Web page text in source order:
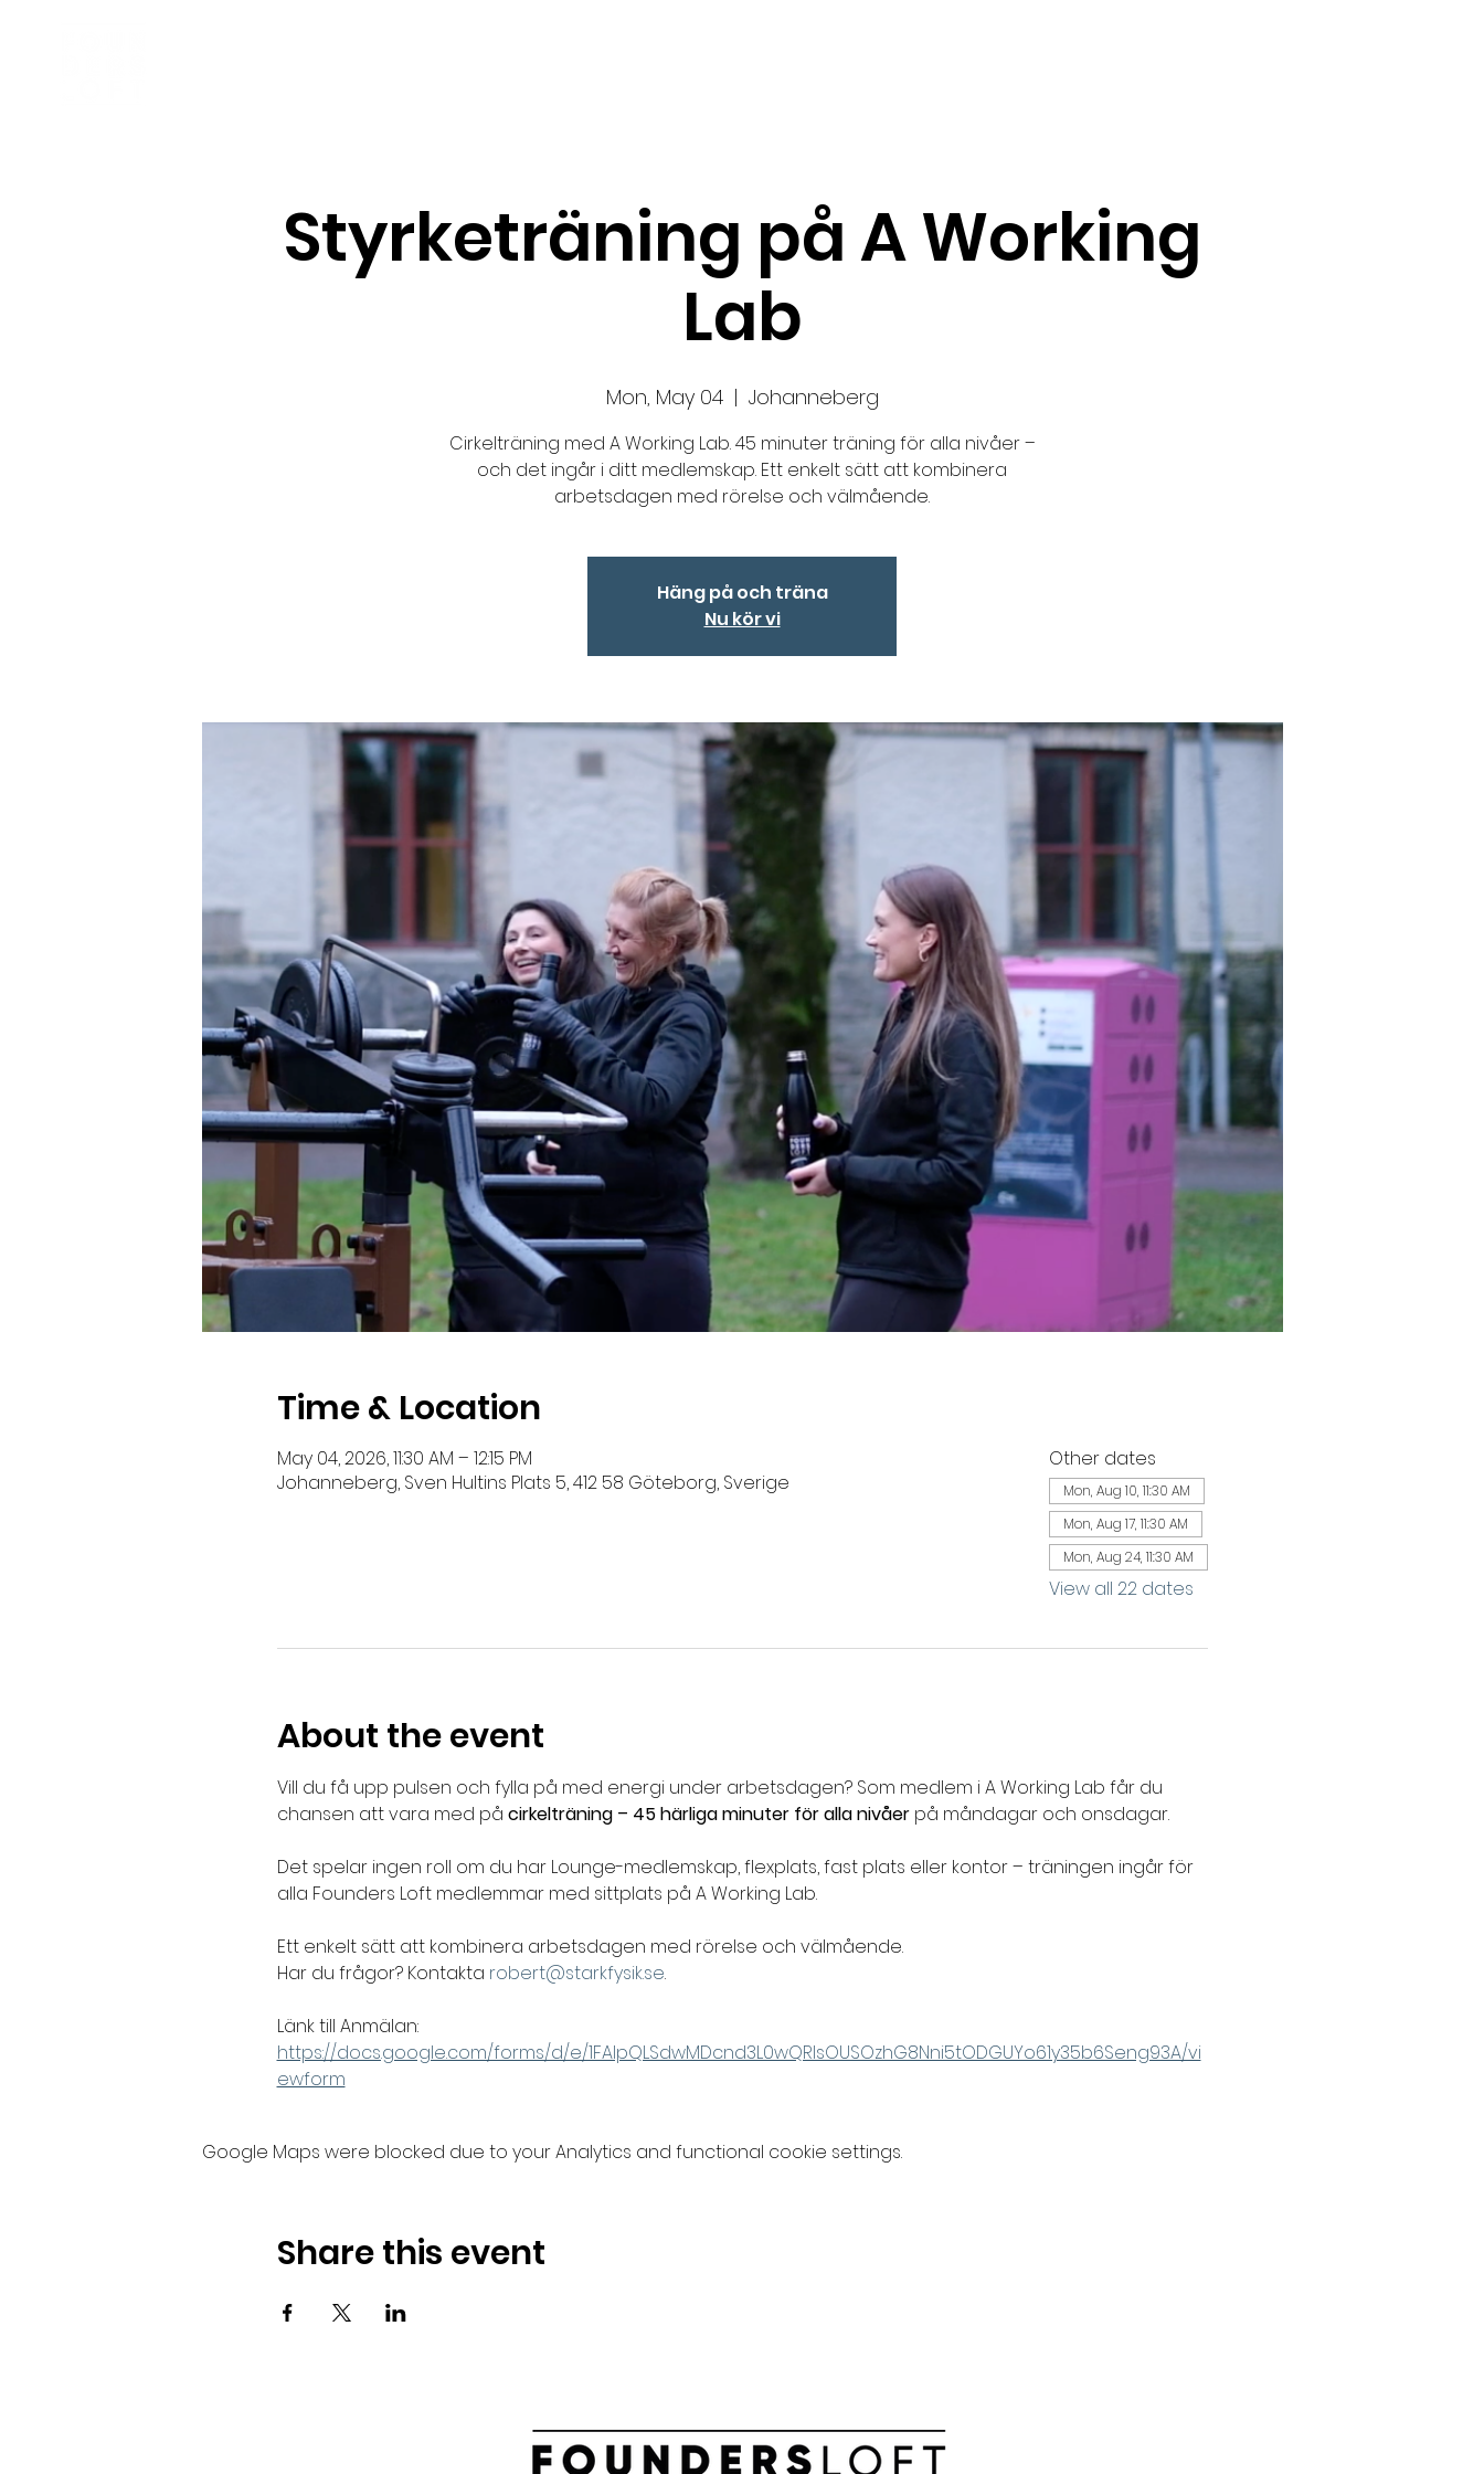
Styrketräning på A Working
Lab
Mon, May 04
  |
Johanneberg
Cirkelträning med A Working Lab. 45 minuter träning för alla nivåer –
och det ingår i ditt medlemskap. Ett enkelt sätt att kombinera
arbetsdagen med rörelse och välmående.
Häng på och träna
Nu kör vi
Time & Location
May 04, 2026, 11:30 AM – 12:15 PM
Johanneberg, Sven Hultins Plats 5, 412 58 Göteborg, Sverige
Other dates
Mon, Aug 10, 11:30 AM
Mon, Aug 17, 11:30 AM
Mon, Aug 24, 11:30 AM
View all 22 dates
About the event
Vill du få upp pulsen och fylla på med energi under arbetsdagen? Som medlem i A Working Lab får du
chansen att vara med på cirkelträning – 45 härliga minuter för alla nivåer på måndagar och onsdagar.
Det spelar ingen roll om du har Lounge-medlemskap, flexplats, fast plats eller kontor – träningen ingår för
alla Founders Loft medlemmar med sittplats på A Working Lab.
Ett enkelt sätt att kombinera arbetsdagen med rörelse och välmående.
Har du frågor? Kontakta robert@starkfysik.se.
Länk till Anmälan:
https://docs.google.com/forms/d/e/1FAIpQLSdwMDcnd3L0wQRlsOUSOzhG8Nni5tODGUYo61y35b6Seng93A/vi
ewform
Google Maps were blocked due to your Analytics and functional cookie settings.
Share this event